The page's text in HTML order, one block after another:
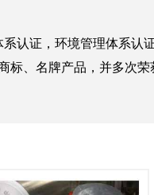
系认证，环境管理体系
标、名牌产品，并多次